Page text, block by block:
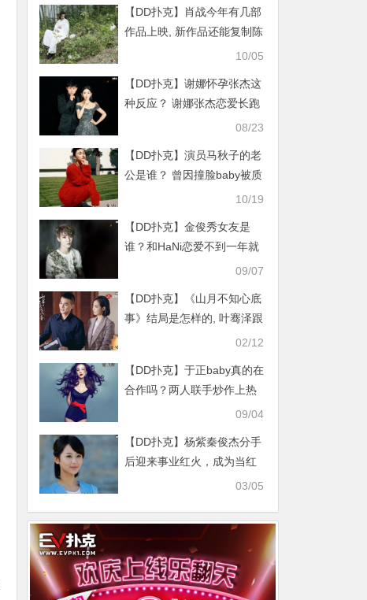
【DD扑克】肖战今年有几部
作品上映, 新作品还能复制陈
10/05
【DD扑克】谢娜怀孕张杰这
种反应？ 谢娜张杰恋爱长跑
08/23
【DD扑克】演员马秋子的老
公是谁？ 曾因撞脸baby被质
10/19
【DD扑克】金俊秀女友是
谁？和HaNi恋爱不到一年就
09/07
【DD扑克】《山月不知心底
事》结局是怎样的, 叶骞泽跟
02/12
【DD扑克】于正baby真的在
合作吗？两人联手炒作上热
09/04
【DD扑克】杨紫秦俊杰分手
后迎来事业红火，成为当红
03/05